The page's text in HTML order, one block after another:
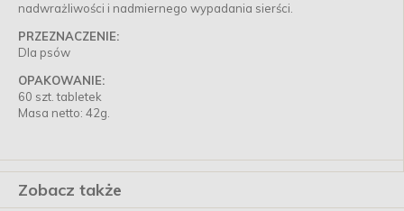
nadwrażliwości i nadmiernego wypadania sierści.
PRZEZNACZENIE:
Dla psów
OPAKOWANIE:
60 szt. tabletek
Masa netto: 42g.
Zobacz także